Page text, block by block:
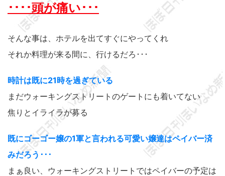
････頭が痛い･･･
そんな事は、ホテルを出てすぐにやってくれ
それか料理が来る間に、行けるだろ･･･
時計は既に21時を過ぎている
まだウォーキングストリートのゲートにも着いてない
焦りとイライラが募る
既にゴーゴー嬢の1軍と言われる可愛い嬢達はペイバー済
みだろう･･･
まぁ良い、ウォーキングストリートではペイバーの予定は